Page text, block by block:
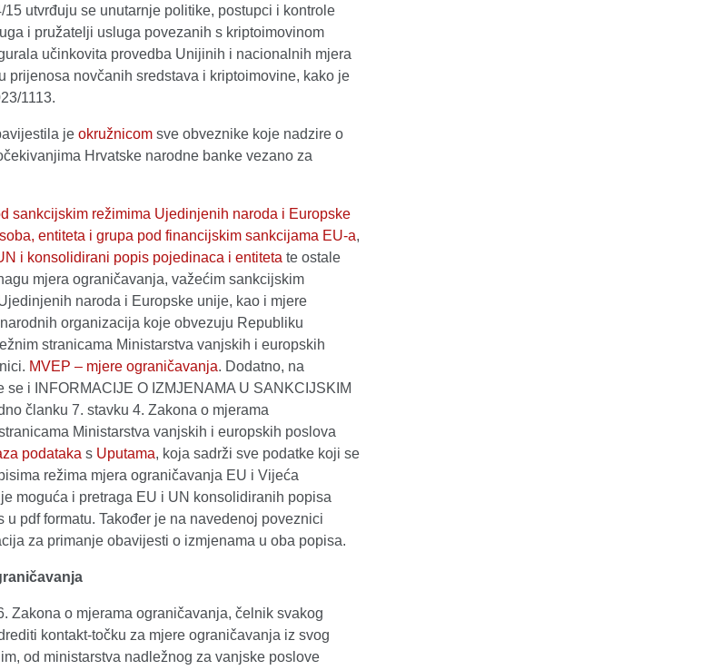
utvrđuju se unutarnje politike, postupci i kontrole
i pružatelji usluga povezanih s kriptoimovinom
učinkovita provedba Unijinih i nacionalnih mjera
prijenosa novčanih sredstava i kriptoimovine, kako je
1113.
je okružnicom sve obveznike koje nadzire o
Hrvatske narodne banke vezano za
sankcijskim režimima Ujedinjenih naroda i Europske
entiteta i grupa pod financijskim sankcijama EU-a,
i konsolidirani popis pojedinaca i entiteta te ostale
mjera ograničavanja, važećim sankcijskim
naroda i Europske unije, kao i mjere
organizacija koje obvezuju Republiku
stranicama Ministarstva vanjskih i europskih
MVEP – mjere ograničavanja. Dodatno, na
i INFORMACIJE O IZMJENAMA U SANKCIJSKIM
članku 7. stavku 4. Zakona o mjerama
Ministarstva vanjskih i europskih poslova
podataka s Uputama, koja sadrži sve podatke koji se
režima mjera ograničavanja EU i Vijeća
moguća i pretraga EU i UN konsolidiranih popisa
u pdf formatu. Također je na navedenoj poveznici
za primanje obavijesti o izmjenama u oba popisa.
Zakona o mjerama ograničavanja, čelnik svakog
kontakt-točku za mjere ograničavanja iz svog
od ministarstva nadležnog za vanjske poslove